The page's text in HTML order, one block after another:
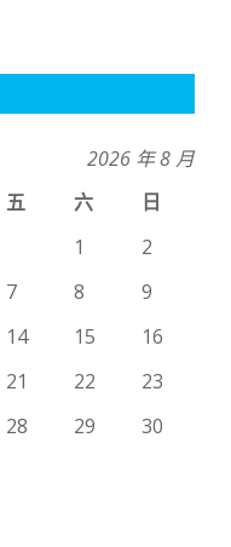
2026 年 8 月
五 六
日
1
2
7 8
9
14 15
16
21 22
23
28 29
30